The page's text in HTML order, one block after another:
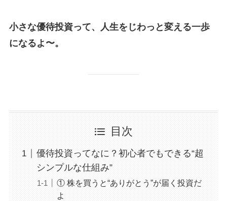
小さな優待投資って、人生をじわっと変える一歩
になるよ〜。
目次
優待投資ってなに？初心者でもできる“超
シンプルな仕組み”
① 株を買うと“ありがとう”が届く投資だ
よ